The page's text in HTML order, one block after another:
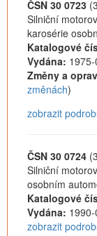
ČSN 30 0723
Silniční
karosérie
Katalogové
Vydána:
Změny a
změnách)
zobrazit
ČSN 30 0724
Silniční
osobním
Katalogové
Vydána:
zobrazit